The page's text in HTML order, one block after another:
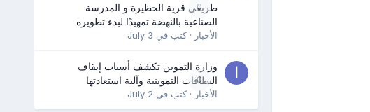
0
طريقي قرية الحظيرة و المدرسة
الصناعية بالنهضة تمهيدًا لبدء تطويره
الأخبار · كتب في July 3
0
وزارة التموين تكشف أسباب إيقاف
البطاقات التموينية وآلية استعادتها
الأخبار · كتب في July 2